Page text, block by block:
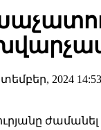
2024 14:53